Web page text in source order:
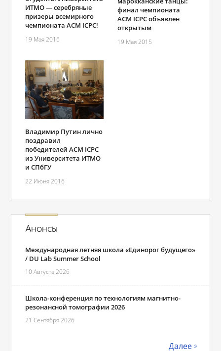
ИТМО — серебряные
призеры всемирного
чемпионата ACM ICPC!
19 Мая 2016
финал чемпионата
ACM ICPC объявлен
открытым
19 Мая 2015
Владимир Путин лично
поздравил
победителей ACM ICPC
из Университета ИТМО
и СПбГУ
22 Июня 2016
Анонсы
Международная летняя школа «Единорог будущего»
/ DU Lab Summer School
10 Августа 2026
Школа-конференция по технологиям магнитно-
резонансной томографии 2026
21 Сентября 2026
Далее